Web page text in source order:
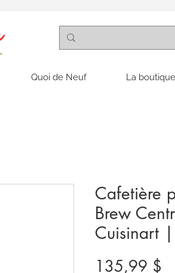
Quoi de Neuf La
Cafetière
Brew
Cuisinart
135,99 $